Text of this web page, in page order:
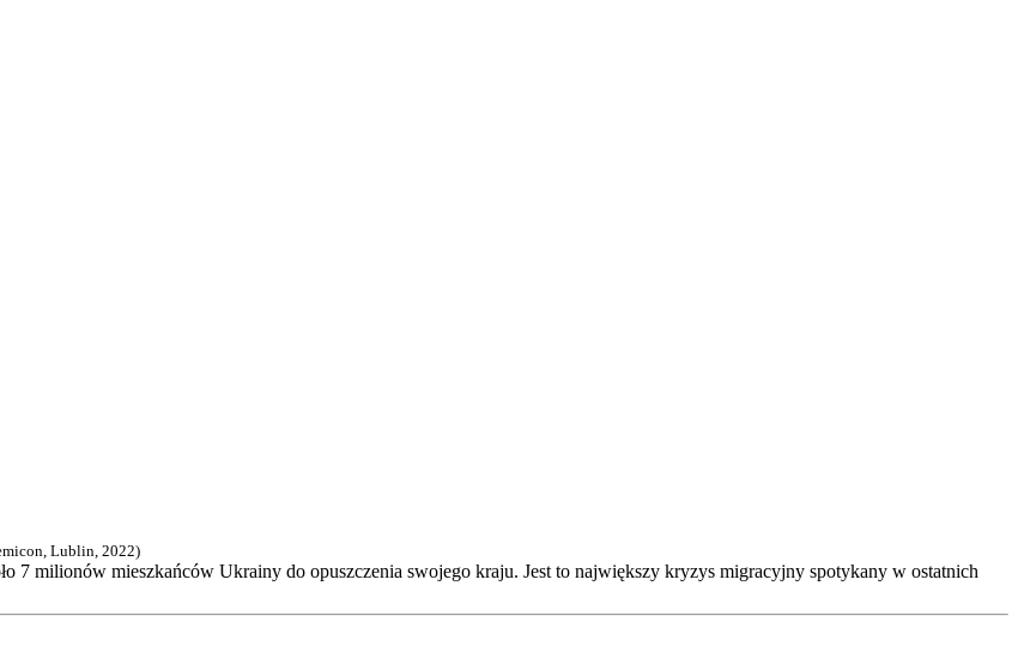
Lublin, 2022)
7 milionów mieszkańców Ukrainy do opuszczenia swojego kraju. Jest to największy kryzys migracyjny spotykany w ostatnich